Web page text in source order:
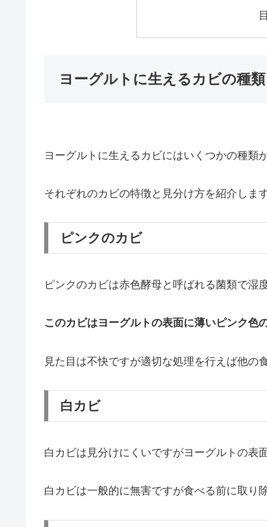
ヨーグルトに生えるカビの種
ヨーグルトに生えるカビにはいくつかの種類
それぞれのカビの特徴と見分け方を紹介しま
ピンクのカビ
ピンクのカビは赤色酵母と呼ばれる菌類で湿
このカビはヨーグルトの表面に薄いピンク色
見た目は不快ですが適切な処理を行えば他の
白カビ
白カビは見分けにくいですがヨーグルトの表
白カビは一般的に無害ですが食べる前に取り